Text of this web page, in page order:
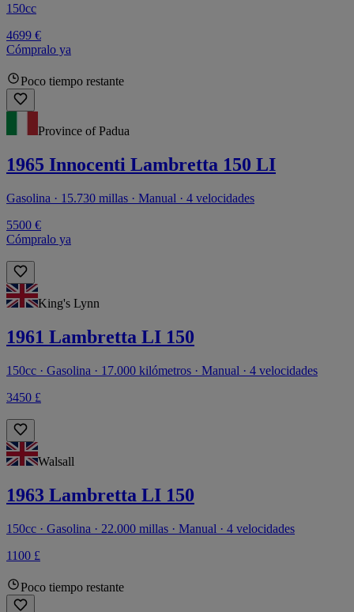
150cc
4699 €
Cómpralo ya
Poco tiempo restante
Province of Padua
1965 Innocenti Lambretta 150 LI
Gasolina · 15.730 millas · Manual · 4 velocidades
5500 €
Cómpralo ya
King's Lynn
1961 Lambretta LI 150
150cc · Gasolina · 17.000 kilómetros · Manual · 4 velocidades
3450 £
Walsall
1963 Lambretta LI 150
150cc · Gasolina · 22.000 millas · Manual · 4 velocidades
1100 £
Poco tiempo restante